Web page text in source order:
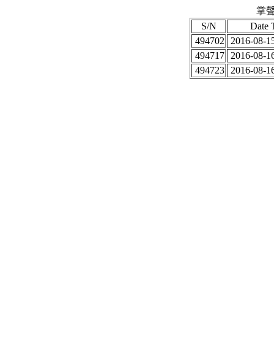
掌
S/N
Date
494702
2016-08-
494717
2016-08-
494723
2016-08-